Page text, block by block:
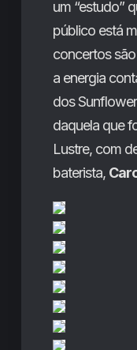
um “estudo”
público está
concertos
a energia
dos
daquela que
Lustre, com
baterista,